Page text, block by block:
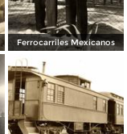
Ferrocarriles Mexicanos